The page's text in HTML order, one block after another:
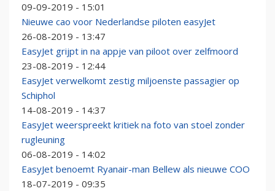
09-09-2019 - 15:01
Nieuwe cao voor Nederlandse piloten easyJet
26-08-2019 - 13:47
EasyJet grijpt in na appje van piloot over zelfmoord
23-08-2019 - 12:44
EasyJet verwelkomt zestig miljoenste passagier op
Schiphol
14-08-2019 - 14:37
EasyJet weerspreekt kritiek na foto van stoel zonder
rugleuning
06-08-2019 - 14:02
EasyJet benoemt Ryanair-man Bellew als nieuwe COO
18-07-2019 - 09:35